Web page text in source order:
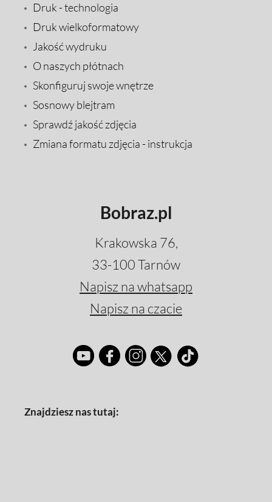
Druk - technologia
Druk wielkoformatowy
Jakość wydruku
O naszych płótnach
Skonfiguruj swoje wnętrze
Sosnowy blejtram
Sprawdź jakość zdjęcia
Zmiana formatu zdjęcia - instrukcja
Bobraz.pl
Krakowska 76,
33-100 Tarnów
Napisz na whatsapp
Napisz na czacie
Znajdziesz nas tutaj: